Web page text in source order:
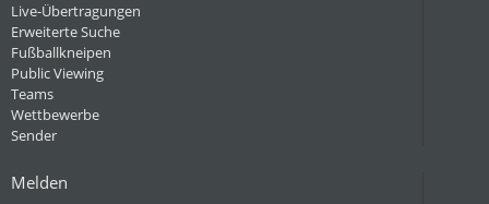
Live-Übertragungen
Erweiterte Suche
Fußballkneipen
Public Viewing
Teams
Wettbewerbe
Sender
Melden